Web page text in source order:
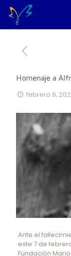
Homenaje a
febrero 9,
Ante el
este 7 de
Fundación